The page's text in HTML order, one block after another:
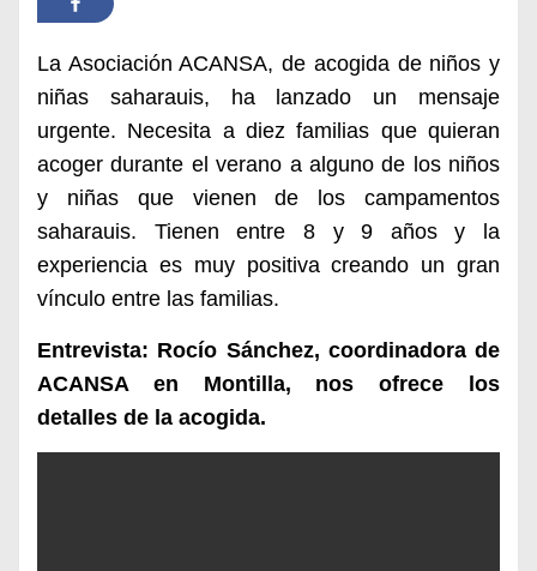
La Asociación ACANSA, de acogida de niños y
niñas saharauis, ha lanzado un mensaje
urgente. Necesita adiez familias que quieran
acogerdurante el verano a alguno de los niños
y niñas que vienen de los campamentos
saharauis. Tienen entre 8 y 9 años y la
experiencia es muy positiva creando un gran
vínculo entre las familias.
Entrevista: Rocío Sánchez, coordinadora de
ACANSA en Montilla, nos ofrece los
detalles de la acogida.